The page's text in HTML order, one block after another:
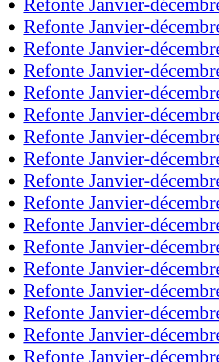
Refonte Janvier-
Refonte Janvier-
Refonte Janvier-
Refonte Janvier-
Refonte Janvier-
Refonte Janvier-
Refonte Janvier-
Refonte Janvier-
Refonte Janvier-
Refonte Janvier-
Refonte Janvier-
Refonte Janvier-
Refonte Janvier-
Refonte Janvier-
Refonte Janvier-
Refonte Janvier-